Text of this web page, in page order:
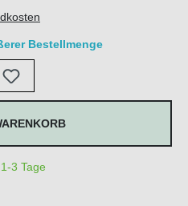
Bestellmenge
Wert ein oder
3 Tage